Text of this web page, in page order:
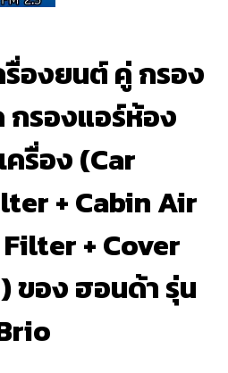
องยนต์ คู่ กรอง
กรองแอร์ห้อง
ครื่อง (Car
+ Cabin Air
+ Cover
ของ ฮอนด้า รุ่น